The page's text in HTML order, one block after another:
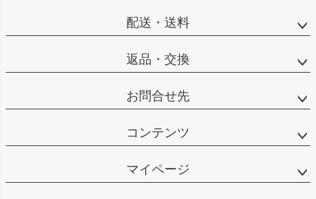
配送・送料
返品・交換
お問合せ先
コンテンツ
マイページ